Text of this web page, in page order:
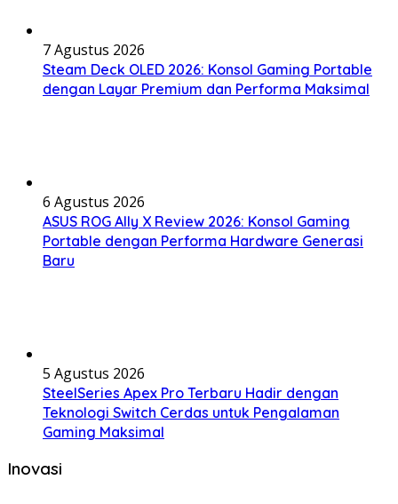
7 Agustus 2026
Steam Deck OLED 2026: Konsol Gaming Portable
dengan Layar Premium dan Performa Maksimal
6 Agustus 2026
ASUS ROG Ally X Review 2026: Konsol Gaming
Portable dengan Performa Hardware Generasi
Baru
5 Agustus 2026
SteelSeries Apex Pro Terbaru Hadir dengan
Teknologi Switch Cerdas untuk Pengalaman
Gaming Maksimal
Inovasi